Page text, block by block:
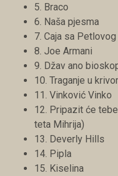
5. Braco
6. Naša pjesma
7. Caja sa Petlovog
8. Joe Armani
9. Džav ano
10. Traganje u
11. Vinković Vinko
12. Pripazit će
teta Mihrija)
13. Deverly Hills
14. Pipla
15. Kiselina